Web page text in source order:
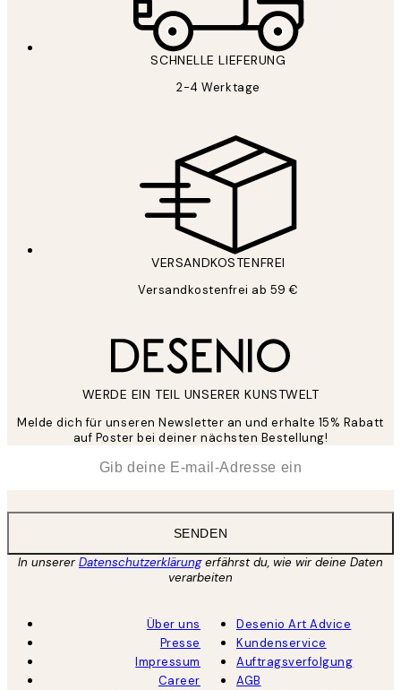
SCHNELLE LIEFERUNG
2-4 Werktage
VERSANDKOSTENFREI
Versandkostenfrei ab 59 €
WERDE EIN TEIL UNSERER KUNSTWELT
Melde dich für unseren Newsletter an und erhalte 15% Rabatt
auf Poster bei deiner nächsten Bestellung!
SENDEN
In unsererDatenschutzerklärungerfährst du, wie wir deine Daten
verarbeiten
Über uns
Presse
Impressum
Career
Desenio Art Advice
Kundenservice
Auftragsverfolgung
AGB